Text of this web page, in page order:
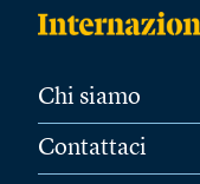
Chi siamo
Contattaci